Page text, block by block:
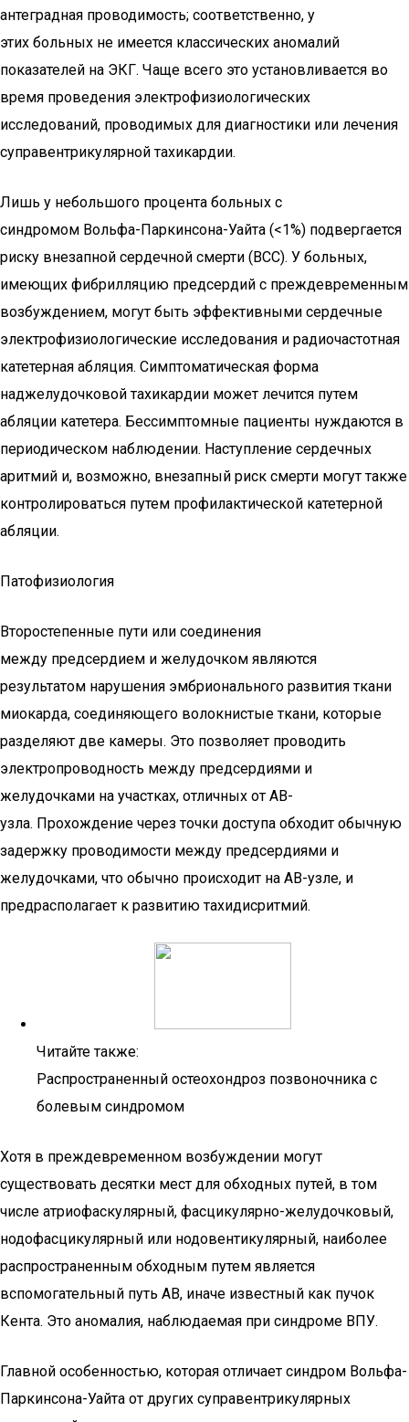
антеградная проводимость; соответственно, у
этих больных не имеется классических аномалий
показателей на ЭКГ. Чаще всего это установливается во
время проведения электрофизиологических
исследований, проводимых для диагностики или лечения
суправентрикулярной тахикардии.
Лишь у небольшого процента больных с
синдромом Вольфа-Паркинсона-Уайта (<1%) подвергается
риску внезапной сердечной смерти (ВСС). У больных,
имеющих фибрилляцию предсердий с преждевременным
возбуждением, могут быть эффективными сердечные
электрофизиологические исследования и радиочастотная
катетерная абляция. Симптоматическая форма
наджелудочковой тахикардии может лечится путем
абляции катетера. Бессимптомные пациенты нуждаются в
периодическом наблюдении. Наступление сердечных
аритмий и, возможно, внезапный риск смерти могут также
контролироваться путем профилактической катетерной
абляции.
Патофизиология
Второстепенные пути или соединения
между предсердием и желудочком являются
результатом нарушения эмбрионального развития ткани
миокарда, соединяющего волокнистые ткани, которые
разделяют две камеры. Это позволяет проводить
электропроводность между предсердиями и
желудочками на участках, отличных от АВ-
узла. Прохождение через точки доступа обходит обычную
задержку проводимости между предсердиями и
желудочками, что обычно происходит на АВ-узле, и
предрасполагает к развитию тахидисритмий.
Читайте также:
Распространенный остеохондроз позвоночника с
болевым синдромом
Хотя в преждевременном возбуждении могут
существовать десятки мест для обходных путей, в том
числе атриофаскулярный, фасцикулярно-желудочковый,
нодофасцикулярный или нодовентикулярный, наиболее
распространенным обходным путем является
вспомогательный путь АВ, иначе известный как пучок
Кента. Это аномалия, наблюдаемая при синдроме ВПУ.
Главной особенностью, которая отличает синдром Вольфа-
Паркинсона-Уайта от других суправентрикулярных